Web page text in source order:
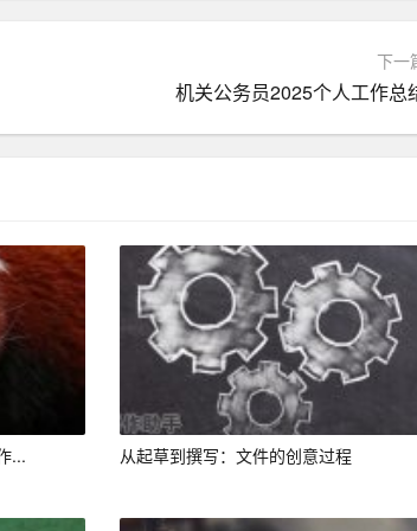
范围内进行交流和合作。
用其进行批改和指导。
高企业品牌形象。
提高用户粘性。
作梦想。
升工作效率。
供便捷、高效的写作支持。无论您是学生、教
实现创作价值。让我们一起探索智能写作的
下一
机关公务员2025个人工作总
... 从起草到撰写：文件的创意过程